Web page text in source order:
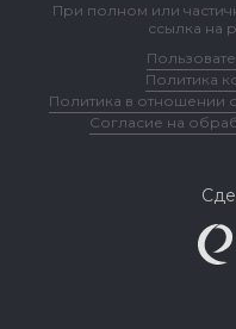
При полном или
ссылка на
Политика
Политика в отношении
Согласие на